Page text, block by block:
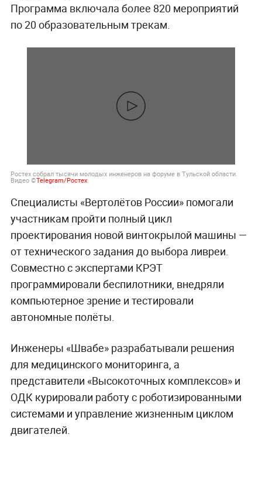
Программа включала более 820 мероприятий
по 20 образовательным трекам.
Ростех собрал тысячи молодых инженеров на форуме в Тульской области.
Видео ©Telegram/Ростех
Специалисты «Вертолётов России» помогали
участникам пройти полный цикл
проектирования новой винтокрылой машины —
от технического задания до выбора ливреи.
Совместно с экспертами КРЭТ
программировали беспилотники, внедряли
компьютерное зрение и тестировали
автономные полёты.
Инженеры «Швабе» разрабатывали решения
для медицинского мониторинга, а
представители «Высокоточных комплексов» и
ОДК курировали работу с роботизированными
системами и управление жизненным циклом
двигателей.